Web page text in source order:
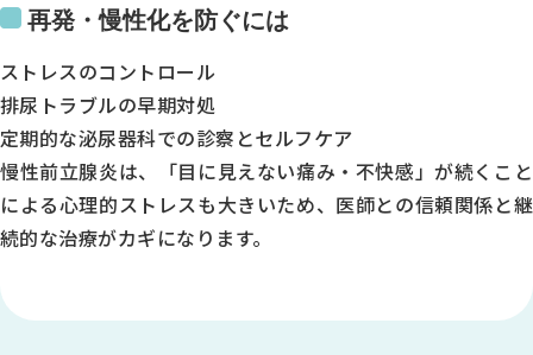
木
9:00～12:30
●
●
-
再発・慢性化を防ぐには
ストレスのコントロール
排尿トラブルの早期対処
定期的な泌尿器科での診察とセルフケア
慢性前立腺炎は、「目に見えない痛み・不快感」が続くこと
による心理的ストレスも大きいため、医師との信頼関係と継
続的な治療がカギになります。